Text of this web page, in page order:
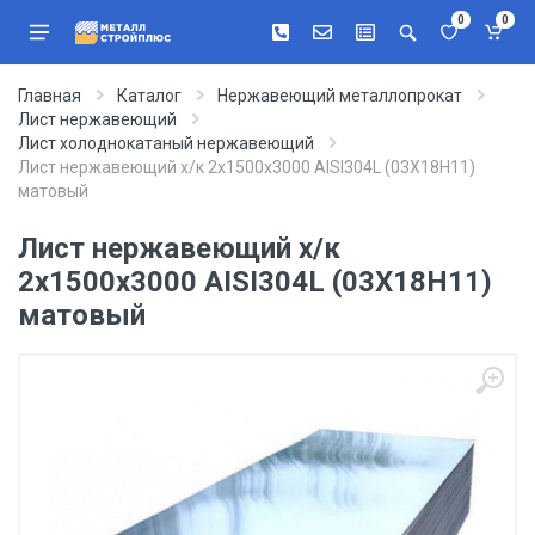
0 0
Главная Каталог
Нержавеющий металлопрокат
Лист нержавеющий
Лист холоднокатаный нержавеющий
Лист нержавеющий х/к 2х1500х3000 AISI304L (03Х18Н11)
матовый
Лист нержавеющий х/к
2х1500х3000 AISI304L (03Х18Н11)
матовый